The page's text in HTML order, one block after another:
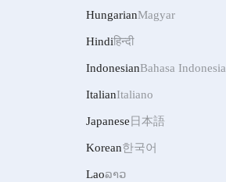
HungarianMagyar
Hindiहिन्दी
IndonesianBahasa Indonesia
ItalianItaliano
Japanese 日本語
Korean한국어
Laoລາວ